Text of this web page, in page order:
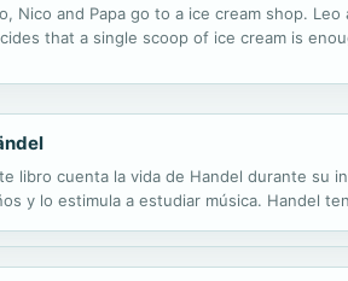
Nico and Papa go to a ice cream shop.
that a single scoop of ice cream is
libro cuenta la vida de Handel durante su
y lo estimula a estudiar música. Handel